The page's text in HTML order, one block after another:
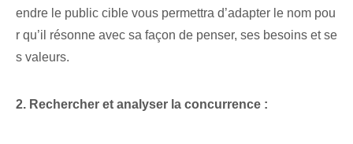
endre le public cible vous permettra d’adapter le nom pou
r qu’il résonne avec sa façon de penser, ses besoins et se
s valeurs.
2. Rechercher et analyser la concurrence :